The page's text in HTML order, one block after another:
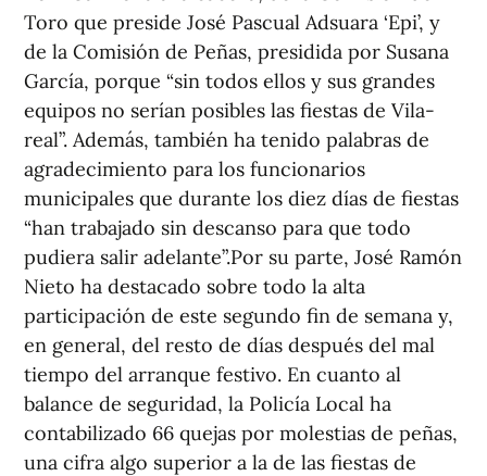
Toro que preside José Pascual Adsuara ‘Epi’, y
de la Comisión de Peñas, presidida por Susana
García, porque “sin todos ellos y sus grandes
equipos no serían posibles las fiestas de Vila-
real”. Además, también ha tenido palabras de
agradecimiento para los funcionarios
municipales que durante los diez días de fiestas
“han trabajado sin descanso para que todo
pudiera salir adelante”.Por su parte, José Ramón
Nieto ha destacado sobre todo la alta
participación de este segundo fin de semana y,
en general, del resto de días después del mal
tiempo del arranque festivo. En cuanto al
balance de seguridad, la Policía Local ha
contabilizado 66 quejas por molestias de peñas,
una cifra algo superior a la de las fiestas de